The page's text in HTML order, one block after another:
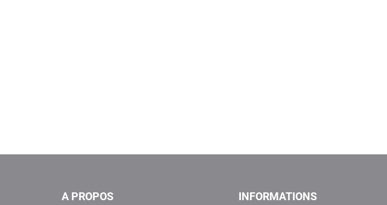
A PROPOS INFORMATIONS